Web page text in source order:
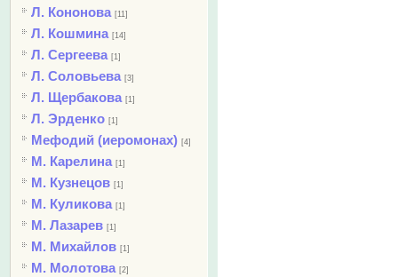
Л. Кононова [11]
Л. Кошмина [14]
Л. Сергеева [1]
Л. Соловьева [3]
Л. Щербакова [1]
Л. Эрденко [1]
Мефодий (иеромонах) [4]
М. Карелина [1]
М. Кузнецов [1]
М. Куликова [1]
М. Лазарев [1]
М. Михайлов [1]
М. Молотова [2]